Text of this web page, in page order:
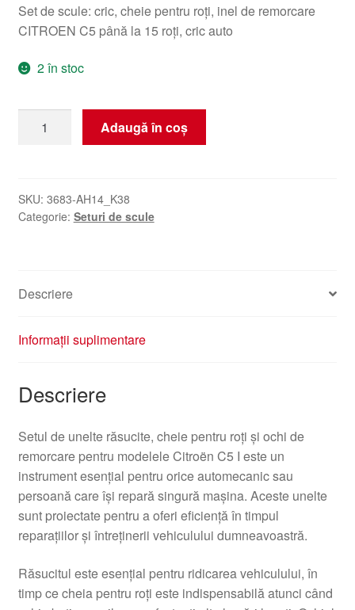
Set de scule: cric, cheie pentru roți, inel de remorcare
CITROEN C5 până la 15 roți, cric auto
2 în stoc
Unelte
pentru
Roți,
Citroën
I
Adaugă în coș
SKU: 3683-AH14_K38
Categorie: Seturi de scule
Descriere
Informații suplimentare
Descriere
Setul de unelte răsucite, cheie pentru roți și ochi de
remorcare pentru modelele Citroën C5 I este un
instrument esențial pentru orice automecanic sau
persoană care își repară singură mașina. Aceste unelte
sunt proiectate pentru a oferi eficiență în timpul
reparațiilor și întreținerii vehiculului dumneavoastră.
Răsucitul este esențial pentru ridicarea vehiculului, în
timp ce cheia pentru roți este indispensabilă atunci când